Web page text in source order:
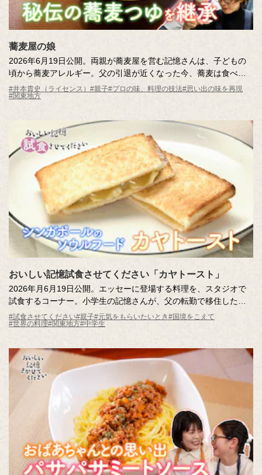
蕎麦屋の娘
2026年6月19日公開。両親が蕎麦屋を営む記憶さんは、子どもの
頃から蕎麦アレルギー。父の引退が近くなった今、蕎麦は食べら
れなくても「つゆ」の味を引き継ぎたいという強い思いを持って
います。老舗の蕎麦屋の「つゆ」の秘密を調査しながら、試行錯
#井本貴史（ライセンス） #親子#プロの味、料理の技法#思い出の味を再現
#関東地方
おいしい記憶試食させてください「カヤトースト」
2026年月6月19日公開。エッセーに登場する料理を、スタジオで
試食するコーナー。小学生の記憶さんが、父の転勤で移住したシ
ンガポールで出会った「カヤトースト」。日本に帰国後も、カヤ
トーストのためにシンガポールを再訪するほど心を掴まれまし
す。驚きの食べ方も必見です！
#試食させてください#親子#元気をもらいたいとき#国境をこえて
#世界の料理#関東地方#中学生